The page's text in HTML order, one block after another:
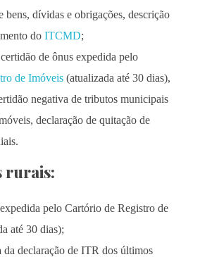
bens, dívidas e obrigações, descrição
do ITCMD;
de ônus expedida pelo
de Imóveis(atualizada até 30 dias),
negativa de tributos municipais
declaração de quitação de
rurais:
pelo Cartório de Registro de
até 30 dias);
da declaração de ITR dos últimos